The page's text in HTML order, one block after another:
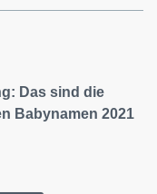
Das sind die
Babynamen 2021